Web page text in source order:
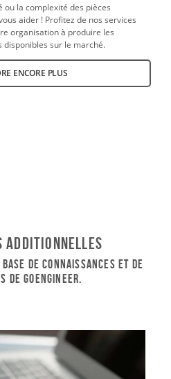
la complexité des pièces
aider ! Profitez de nos services
organisation à produire les
sur le marché.
ENCORE PLUS
additionnelles
de connaissances et de
de GoEngineer.